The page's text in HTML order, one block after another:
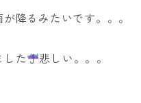
降るみたいです。。。
た 悲しい。。。